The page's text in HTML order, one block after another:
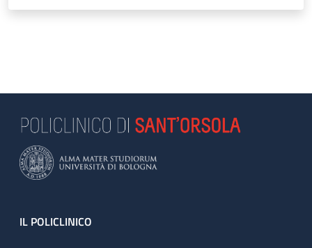
Footer
IL POLICLINICO